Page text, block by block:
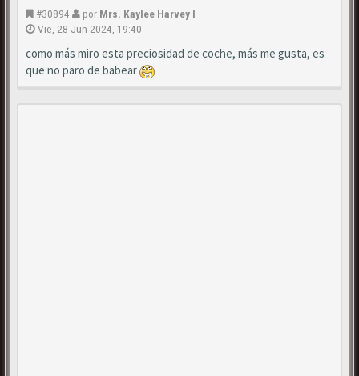
#30894 por Mrs. Kaylee Harvey I
Vie, 28 Jun 2024, 19:40
como más miro esta preciosidad de coche, más me gusta, es
que no paro de babear